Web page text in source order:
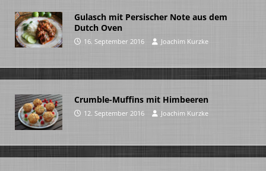
Gulasch mit Persischer Note aus dem
Dutch Oven
16. September 2016 Joachim Kurzke
Crumble-Muffins mit Himbeeren
12. September 2016 Joachim Kurzke